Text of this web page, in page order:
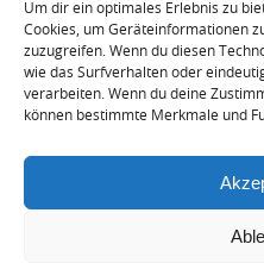
Um dir ein optimales Erlebnis zu
Cookies, um Geräteinformationen
zuzugreifen. Wenn du diesen
wie das Surfverhalten oder
verarbeiten. Wenn du deine
können bestimmte Merkmale und
Eintrag teilen